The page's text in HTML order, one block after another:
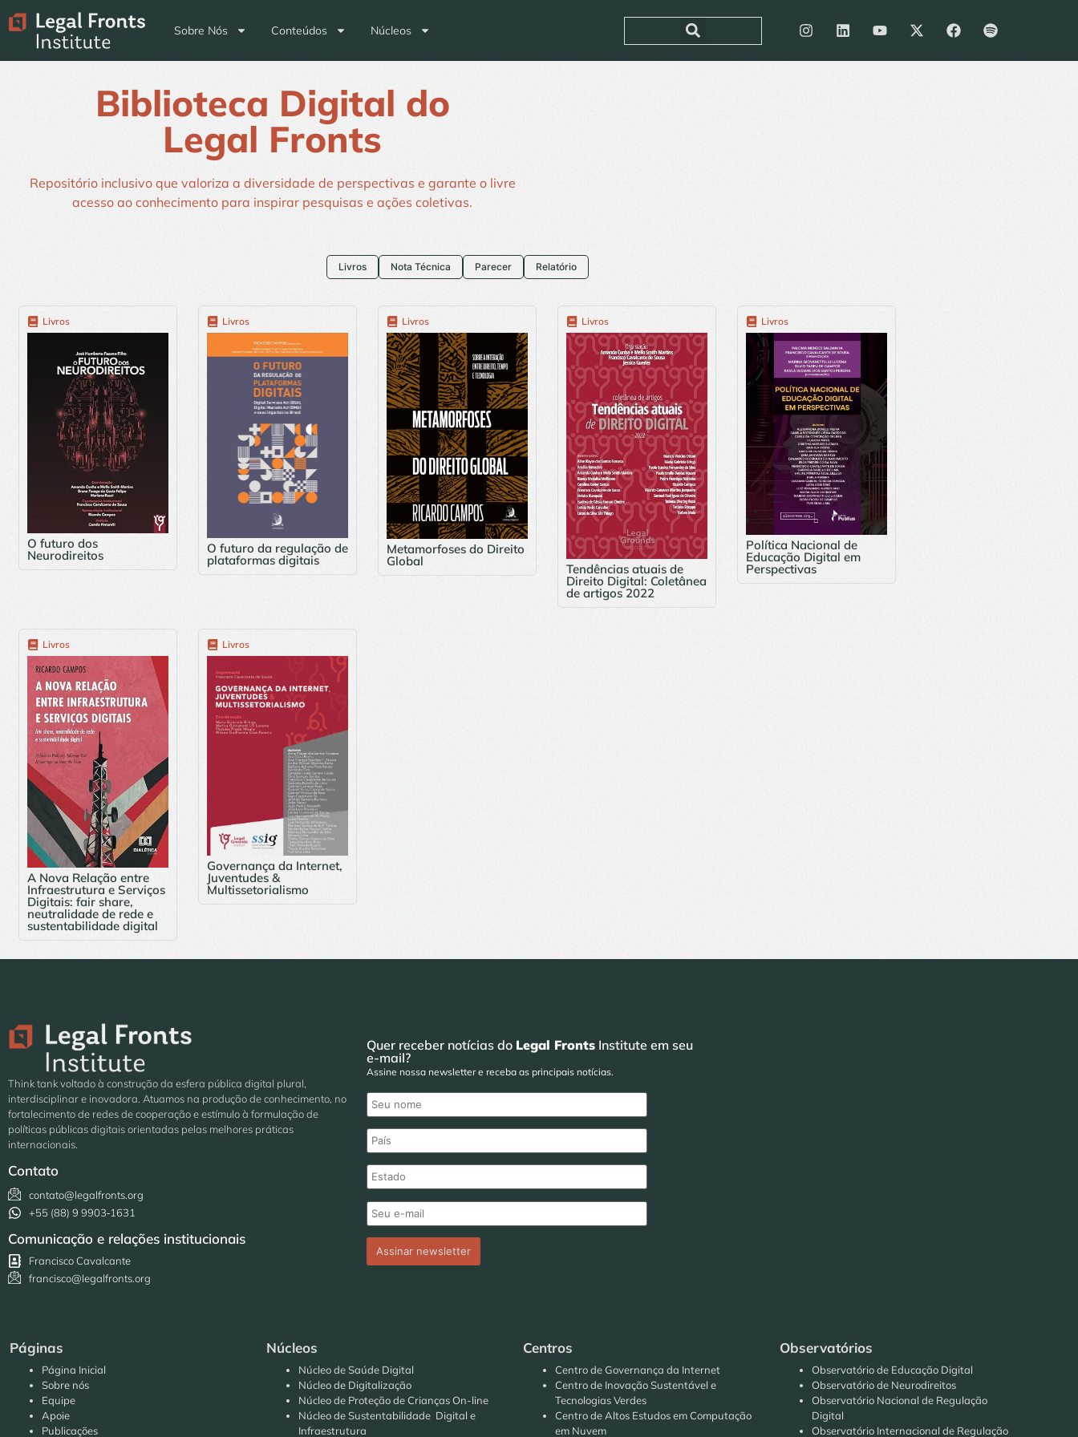
Sobre Nós Conteúdos Núcleos
Biblioteca Digital do
Legal Fronts
Repositório inclusivo que valoriza a diversidade de perspectivas e garante o livre
acesso ao conhecimento para inspirar pesquisas e ações coletivas.
Livros Nota Técnica Parecer Relatório
Livros
O futuro dos
Neurodireitos
Livros
O futuro da regulação de
plataformas digitais
Livros
Metamorfoses do Direito
Global
Livros
Tendências atuais de
Direito Digital: Coletânea
de artigos 2022
Livros
Política Nacional de
Educação Digital em
Perspectivas
Livros
A Nova Relação entre
Infraestrutura e Serviços
Digitais: fair share,
neutralidade de rede e
sustentabilidade digital
Livros
Governança da Internet,
Juventudes &
Multissetorialismo
Think tank voltado à construção da esfera pública digital plural,
interdisciplinar e inovadora. Atuamos na produção de conhecimento, no
fortalecimento de redes de cooperação e estímulo à formulação de
políticas públicas digitais orientadas pelas melhores práticas
internacionais.
Contato
contato@legalfronts.org
+55 (88) 9 9903‑1631
Comunicação e relações institucionais
Francisco Cavalcante
francisco@legalfronts.org
Quer receber notícias do Legal FrontsInstitute em seu
e-mail?
Assine nossa newsletter e receba as principais notícias.
Páginas
Página Inicial
Sobre nós
Equipe
Apoie
Publicações
Núcleos
Núcleo de Saúde Digital
Núcleo de Digitalização
Núcleo de Proteção de Crianças On-line
Núcleo de Sustentabilidade Digital e
Infraestrutura
Centros
Centro de Governança da Internet
Centro de Inovação Sustentável e
Tecnologias Verdes
Centro de Altos Estudos em Computação
em Nuvem
Observatórios
Observatório de Educação Digital
Observatório de Neurodireitos
Observatório Nacional de Regulação
Digital
Observatório Internacional de Regulação